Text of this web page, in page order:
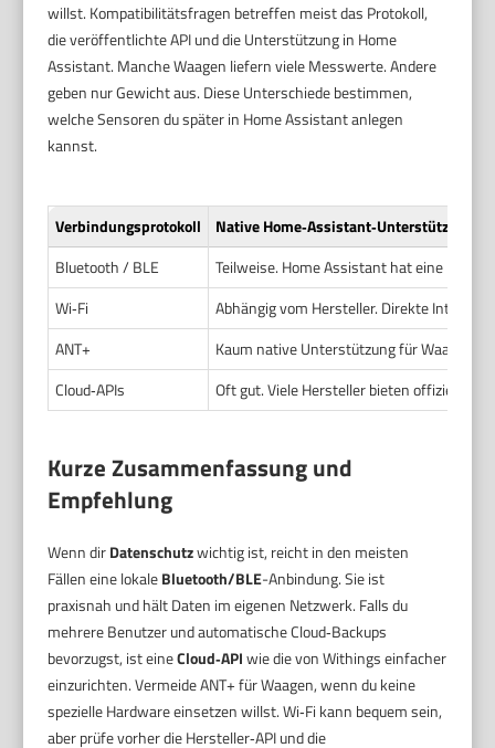
willst. Kompatibilitätsfragen betreffen meist das Protokoll,
die veröffentlichte API und die Unterstützung in Home
Assistant. Manche Waagen liefern viele Messwerte. Andere
geben nur Gewicht aus. Diese Unterschiede bestimmen,
welche Sensoren du später in Home Assistant anlegen
kannst.
Verbindungsprotokoll
Native Home‑Assistant‑Unterstützung
Bluetooth / BLE
Teilweise. Home Assistant hat eine
Wi‑Fi
Abhängig vom Hersteller. Direkte
ANT+
Kaum native Unterstützung für Waagen.
Cloud‑APIs
Oft gut. Viele Hersteller bieten offizielle
Kurze Zusammenfassung und
Empfehlung
Wenn dirDatenschutzwichtig ist, reicht in den meisten
Fällen eine lokaleBluetooth/BLE-Anbindung. Sie ist
praxisnah und hält Daten im eigenen Netzwerk. Falls du
mehrere Benutzer und automatische Cloud‑Backups
bevorzugst, ist eineCloud‑APIwie die von Withings einfacher
einzurichten. Vermeide ANT+ für Waagen, wenn du keine
spezielle Hardware einsetzen willst. Wi‑Fi kann bequem sein,
aber prüfe vorher die Hersteller‑API und die